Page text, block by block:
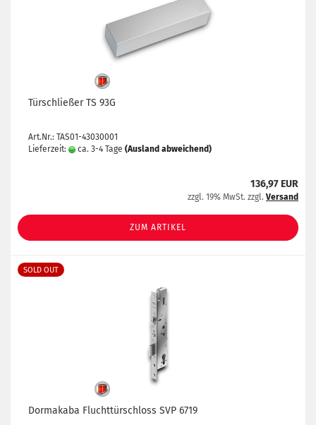
Türschließer TS 93G
Art.Nr.: TAS01-43030001
Lieferzeit:
ca. 3-4 Tage (Ausland abweichend)
136,97 EUR
zzgl. 19% MwSt. zzgl. Versand
ZUM ARTIKEL
SOLD OUT
Dormakaba Fluchttürschloss SVP 6719